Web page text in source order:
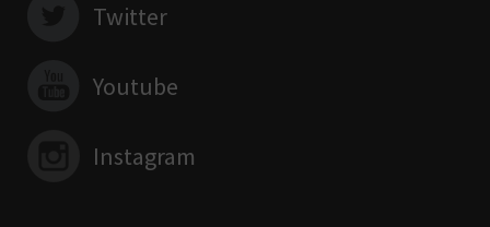
Twitter
Youtube
Instagram